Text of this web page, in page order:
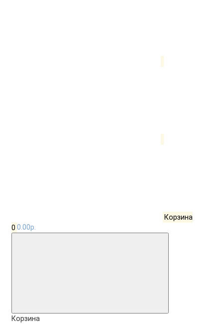
Корзина
0 0.00р.
Корзина